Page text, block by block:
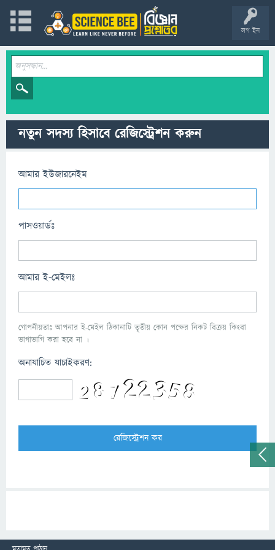
লগ ইন
নতুন সদস্য হিসাবে রেজিস্ট্রেশন করুন
আমার ইউজারনেইম
পাসওয়ার্ডঃ
আমার ই-মেইলঃ
গোপনীয়তাঃ আপনার ই-মেইল ঠিকানাটি তৃতীয় কোন পক্ষের নিকট বিক্রয় কিংবা
ভাগাভাগি করা হবে না ।
অনাযাচিত যাচাইকরণ: